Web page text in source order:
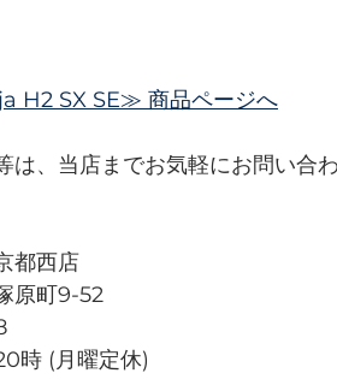
SX SE≫ 商品ページへ
は、当店までお気軽にお問い合わ
都西店
原町9-52
時 (月曜定休)